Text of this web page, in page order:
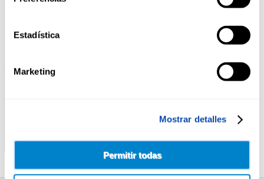
Estadística
Marketing
Mostrar detalles
Permitir todas
ESPECIAL LATA 25CL P-6
EMDBRAU
ESPECIAL LATA 33CL